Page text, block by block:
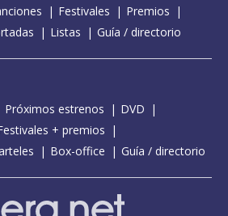
Festivales
Premios
Listas Guía / directorio
Próximos estrenos
DVD
+ premios
Box-office Guía / directorio